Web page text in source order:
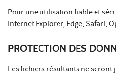
Pour une utilisation fiable et
Internet Explorer,Edge,Safari,
PROTECTION DES
Les fichiers résultants ne